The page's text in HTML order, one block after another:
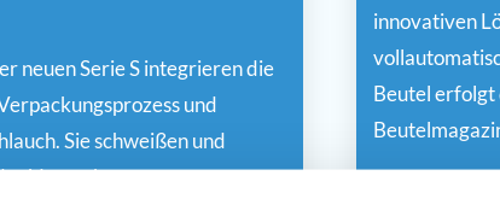
neuen Serie S integrieren die
und
Sie schweißen und
Verpackungsprozesses zu
innovativen
Beutel erfolgt